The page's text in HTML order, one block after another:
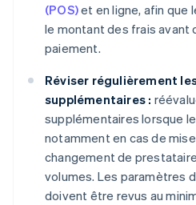
(POS)et en ligne, afin que
le montant des frais avant
paiement.
Réviser régulièrement
supplémentaires :
supplémentaires lorsque
notamment en cas de
changement de
volumes. Les paramètres
doivent être revus au